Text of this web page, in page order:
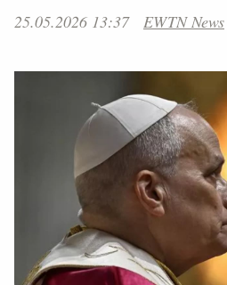
25.05.2026 13:37 EWTN News